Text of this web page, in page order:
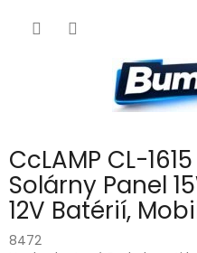
CcLAMP CL-
Solárny Panel
12V Batérií,
8472